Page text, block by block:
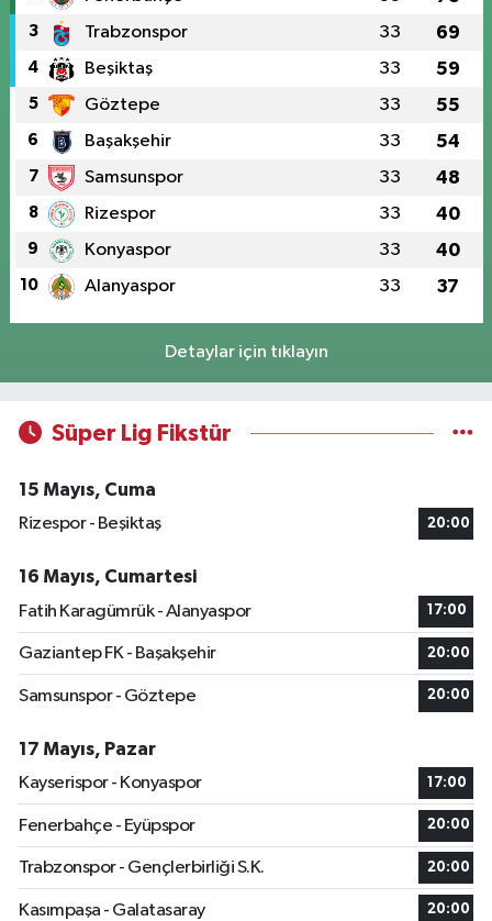
3 Trabzonspor 33 69
4 Beşiktaş 33 59
5 Göztepe 33 55
6 Başakşehir 33 54
7 Samsunspor 33 48
8 Rizespor 33 40
9 Konyaspor 33 40
10 Alanyaspor 33 37
Detaylar için tıklayın
Süper Lig Fikstür
15 Mayıs, Cuma
Rizespor - Beşiktaş
20:00
16 Mayıs, Cumartesi
Fatih Karagümrük - Alanyaspor
17:00
Gaziantep FK - Başakşehir 20:00
Samsunspor - Göztepe 20:00
17 Mayıs, Pazar
Kayserispor - Konyaspor
17:00
Fenerbahçe - Eyüpspor 20:00
Trabzonspor - Gençlerbirliği S.K. 20:00
Kasımpaşa - Galatasaray 20:00